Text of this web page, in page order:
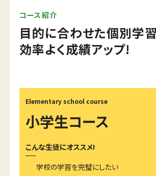
コース紹介
目的に合わせた個別学
効率よく成績アップ!
Elementary school course
小学生コース
こんな生徒にオススメ!
学校の学習を完璧にしたい